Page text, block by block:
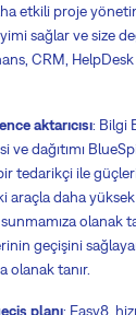
etkili proje
sağlar ve size
CRM,
aktarıcısı: Bilgi
dağıtımı
tedarikçi ile
araçla daha
olanak
geçişini
olanak tanır.
planı: Easy8,